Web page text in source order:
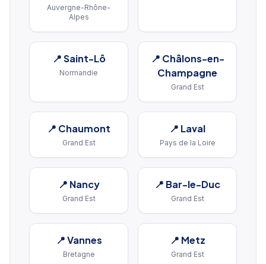
Auvergne-Rhône-
Alpes
📍Saint-Lô
Normandie
📍 Châlons-en-
Champagne
Grand Est
📍 Chaumont
Grand Est
📍 Laval
Pays de la Loire
📍 Nancy
Grand Est
📍 Bar-le-Duc
Grand Est
📍Vannes
Bretagne
📍 Metz
Grand Est